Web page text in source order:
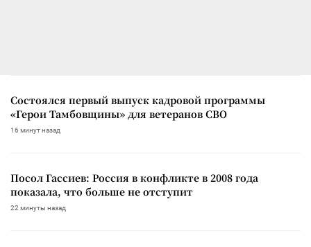
Состоялся первый выпуск кадровой программы
«Герои Тамбовщины» для ветеранов СВО
16 минут назад
Посол Гассиев: Россия в конфликте в 2008 года
показала, что больше не отступит
22 минуты назад